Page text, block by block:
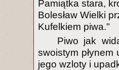
Pamiątka stara,
Bolesław Wielki
Kufelkiem piwa."
Piwo jak
swoistym płynem
jego wzloty i